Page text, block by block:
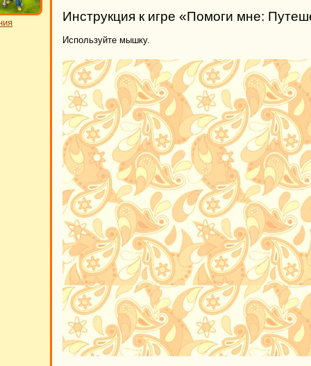
Инструкция к игре «Помоги мне:
Используйте мышку.